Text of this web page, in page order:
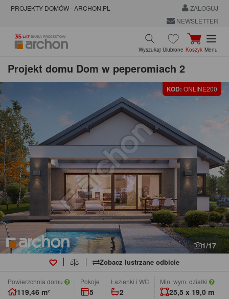
PROJEKTY DOMÓW - ARCHON.PL
ZALOGUJ
NEWSLETTER
Wyszukaj Ulubione Koszyk Menu
Projekt domu Dom w peperomiach 2
KOD: ONLINE200
1/17
Zobacz lustrzane odbicie
Powierzchnia domu
119,46 m²
pokoje
5
łazienki i WC
2
Min. wym. działki
25,5 x 19,0 m